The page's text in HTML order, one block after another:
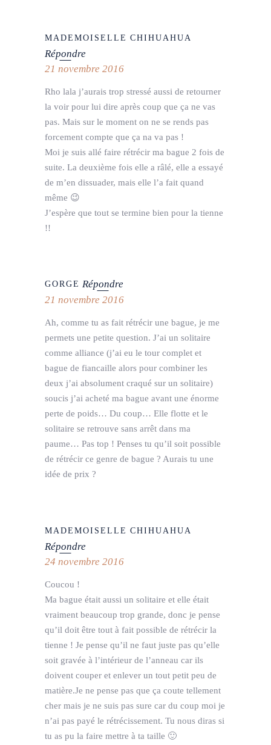
MADEMOISELLE CHIHUAHUA
Répondre
21 novembre 2016
Rho lala j’aurais trop stressé aussi de retourner
la voir pour lui dire après coup que ça ne vas
pas. Mais sur le moment on ne se rends pas
forcement compte que ça na va pas !
Moi je suis allé faire rétrécir ma bague 2 fois de
suite. La deuxième fois elle a râlé, elle a essayé
de m’en dissuader, mais elle l’a fait quand
même 😉
J’espère que tout se termine bien pour la tienne
!!
GORGE Répondre
21 novembre 2016
Ah, comme tu as fait rétrécir une bague, je me
permets une petite question. J’ai un solitaire
comme alliance (j’ai eu le tour complet et
bague de fiancaille alors pour combiner les
deux j’ai absolument craqué sur un solitaire)
soucis j’ai acheté ma bague avant une énorme
perte de poids… Du coup… Elle flotte et le
solitaire se retrouve sans arrêt dans ma
paume… Pas top ! Penses tu qu’il soit possible
de rétrécir ce genre de bague ? Aurais tu une
idée de prix ?
MADEMOISELLE CHIHUAHUA
Répondre
24 novembre 2016
Coucou !
Ma bague était aussi un solitaire et elle était
vraiment beaucoup trop grande, donc je pense
qu’il doit être tout à fait possible de rétrécir la
tienne ! Je pense qu’il ne faut juste pas qu’elle
soit gravée à l’intérieur de l’anneau car ils
doivent couper et enlever un tout petit peu de
matière.Je ne pense pas que ça coute tellement
cher mais je ne suis pas sure car du coup moi je
n’ai pas payé le rétrécissement. Tu nous diras si
tu as pu la faire mettre à ta taille 🙂